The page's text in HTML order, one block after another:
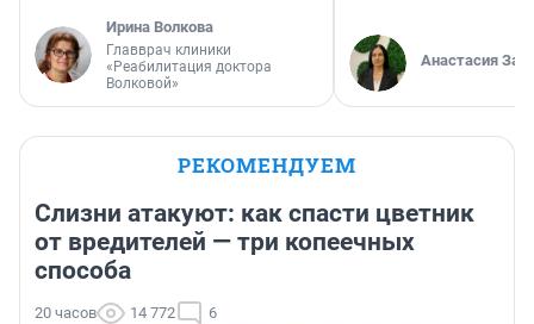
Ирина Волкова
Главврач клиники
«Реабилитация доктора
Волковой»
Анастасия
РЕКОМЕНДУЕМ
Слизни атакуют: как спасти цветник
от вредителей — три копеечных
способа
20 часов 14 772 6